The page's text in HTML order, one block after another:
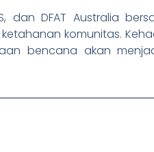
dan DFAT Australia
komunitas.
bencana akan